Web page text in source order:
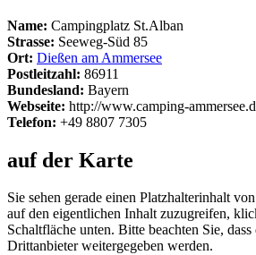
Name: Campingplatz St.Alban
Strasse: Seeweg-Süd 85
Ort: Dießen am Ammersee
Postleitzahl: 86911
Bundesland: Bayern
Webseite: http://www.camping-
Telefon: +49 8807 7305
auf der Karte
Sie sehen gerade einen Platzhalterinhalt von
auf den eigentlichen Inhalt zuzugreifen,
Schaltfläche unten. Bitte beachten Sie,
Drittanbieter weitergegeben werden.